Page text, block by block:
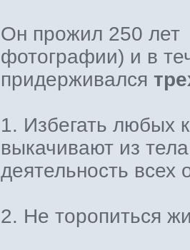
Он прожил 250 лет
фотографии) и в
придерживался
1. Избегать любых
выкачивают из
деятельность всех
2. Не торопиться